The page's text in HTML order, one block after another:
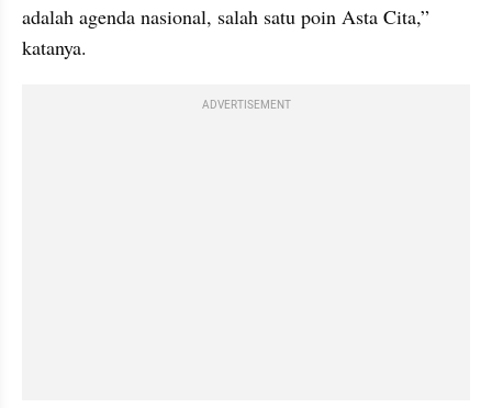
adalah agenda nasional, salah satu poin Asta Cita,”
katanya.
ADVERTISEMENT